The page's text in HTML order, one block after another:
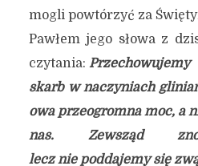
mogli powtórzyć za
Pawłem jego słowa z
czytania: Przechowujemy
skarb w naczyniach
owa przeogromna moc, a
nas. Zewsząd
lecz nie poddajemy się